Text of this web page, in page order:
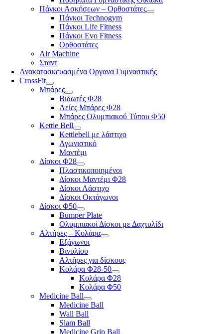
Πάγκοι Ασκήσεων – Ορθοστάτες
Πάγκοι Technogym
Πάγκοι Life Fitness
Πάγκοι Evo Fitness
Ορθοστάτες
Air Machine
Σταντ
Ανακατασκευασμένα Οργανα Γυμναστικής
CrossFit
Μπάρες
Βιδωτές Φ28
Λείες Μπάρες Φ28
Μπάρες Ολυμπιακού Τύπου Φ50
Kettle Bell
Kettlebell με λάστιχο
Αγωνιστικό
Μαντέμι
Δίσκοι Φ28
Πλαστικοποιημένοι
Δίσκοι Μαντέμι Φ28
Δίσκοι Λάστιχο
Δίσκοι Οκτάγωνοι
Δίσκοι Φ50
Bumper Plate
Ολυμπιακοί Δίσκοι με Δαχτυλίδι
Αλτήρες – Κολάρα
Εξάγωνοι
Βινυλίου
Αλτήρες για δίσκους
Κολάρα Φ28-50
Κολάρα Φ28
Κολάρα Φ50
Medicine Ball
Medicine Ball
Wall Ball
Slam Ball
Medicine Grip Ball